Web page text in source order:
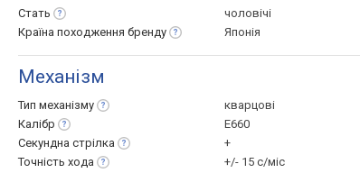
Стать
чоловічі
Країна походження бренду Японія
Механізм
Тип механізму
кварцові
Калібр
E660
Секундна стрілка
+
Точність хода
+/- 15 с/міс